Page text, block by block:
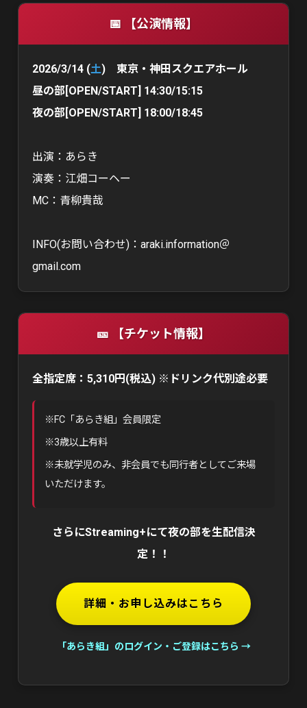
📅 【公演情報】
2026/3/14 (土) 東京・神田スクエアホール
昼の部[OPEN/START] 14:30/15:15
夜の部[OPEN/START] 18:00/18:45
出演：あらき
演奏：江畑コーヘー
MC：青柳貴哉
INFO(お問い合わせ)：araki.information＠
gmail.com
🎫 【チケット情報】
全指定席：5,310円(税込) ※ドリンク代別途必要
※FC「あらき組」会員限定
※3歳以上有料
※未就学児のみ、非会員でも同行者としてご来場
いただけます。
さらにStreaming+にて夜の部を生配信決
定！！
詳細・お申し込みはこちら
「あらき組」のログイン・ご登録はこちら →